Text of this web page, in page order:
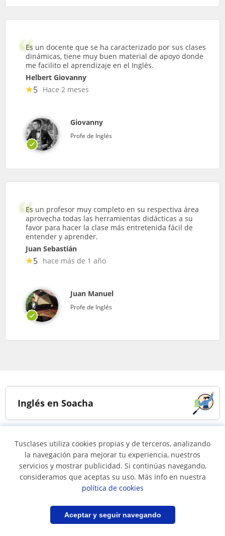
Guardar búsqueda
Es un docente que se ha caracterizado por sus clases
dinámicas, tiene muy buen material de apoyo donde
me facilito el aprendizaje en el Inglés.
Helbert Giovanny
5 Hace 2 meses
Giovanny
Profe de Inglés
Es un profesor muy completo en su respectiva área
aprovecha todas las herramientas didácticas a su
favor para hacer la clase más entretenida fácil de
entender y aprender.
Juan Sebastián
5 hace más de 1 año
Juan Manuel
Profe de Inglés
Inglés en Soacha
inglés en Soacha
nativos en
Cundinamarca
Poblaciones cercanas a Soacha
Tusclases utiliza cookies propias y de terceros, analizando
la navegación para mejorar tu experiencia, nuestros
servicios y mostrar publicidad. Si continúas navegando,
consideramos que aceptas su uso. Más info en nuestra
política de cookies
Aceptar y seguir navegando